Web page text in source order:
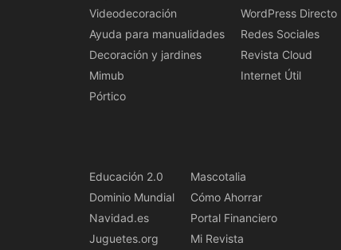
Videodecoración
Ayuda para manualidades
Decoración y jardines
Mimub
Pórtico
WordPress Directo
Redes Sociales
Revista Cloud
Internet Útil
Educación 2.0
Dominio Mundial
Navidad.es
Juguetes.org
Mascotalia
Cómo Ahorrar
Portal Financiero
Mi Revista